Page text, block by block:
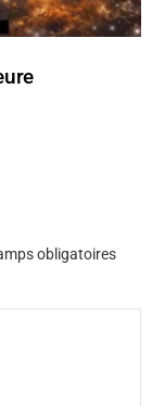
obligatoires